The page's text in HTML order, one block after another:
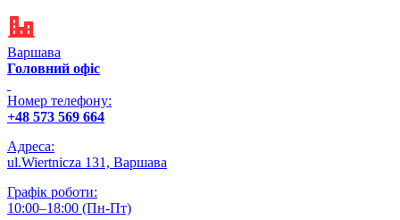
Варшава
Головний офіс
Номер телефону:
+48 573 569 664
Адреса:
ul.Wiertnicza 131, Варшава
Графік роботи:
10:00–18:00 (‌Пн-Пт)